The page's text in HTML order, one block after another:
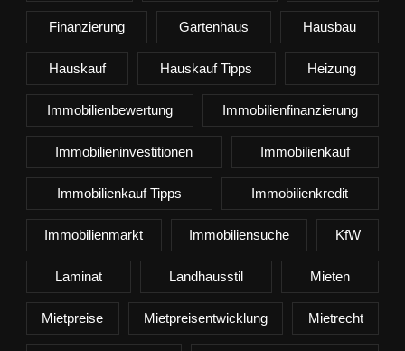
Finanzierung Gartenhaus Hausbau
Hauskauf Hauskauf Tipps Heizung
Immobilienbewertung Immobilienfinanzierung
Immobilieninvestitionen Immobilienkauf
Immobilienkauf Tipps Immobilienkredit
Immobilienmarkt Immobiliensuche KfW
Laminat Landhausstil Mieten
Mietpreise Mietpreisentwicklung Mietrecht